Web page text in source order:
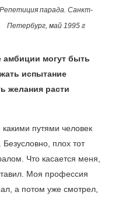
Репетиция парада. Санкт-
Петербург, май 1995 г
могут быть
испытание
желания расти
путями человек
плох тот
Что касается меня,
Моя профессия
а потом уже смотрел,